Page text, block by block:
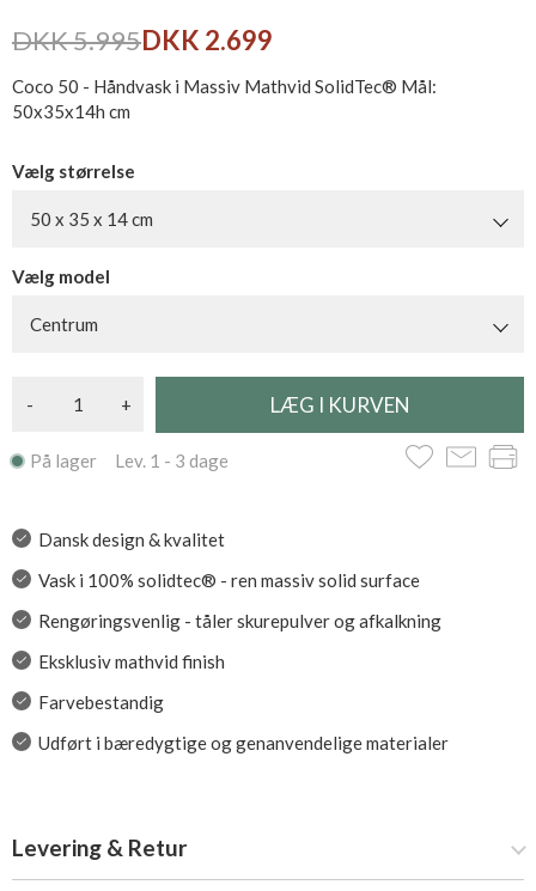
DKK 5.995DKK 2.699
Coco 50 - Håndvask i Massiv Mathvid SolidTec® Mål:
50x35x14h cm
Vælg størrelse
50 x 35 x 14 cm
Vælg model
Centrum
- +
På lager Lev. 1 - 3 dage
Dansk design & kvalitet
Vask i 100% solidtec® - ren massiv solid surface
Rengøringsvenlig - tåler skurepulver og afkalkning
Eksklusiv mathvid finish
Farvebestandig
Udført i bæredygtige og genanvendelige materialer
Levering & Retur